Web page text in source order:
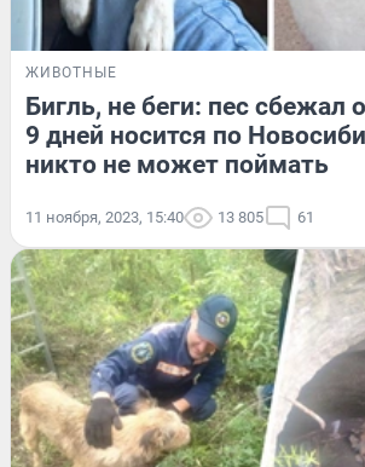
ЖИВОТНЫЕ
Бигль, не беги: пес сбежал
9 дней носится по
никто не может поймать
11 ноября, 2023, 15:40 13 805 61